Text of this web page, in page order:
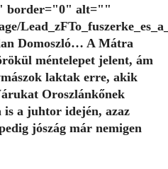
border="0" alt=""
Domoszló… A Mátra
méntelepet jelent, ám
laktak erre, akik
Oroszlánkőnek
is a juhtor idején, azaz
jószág már nemigen